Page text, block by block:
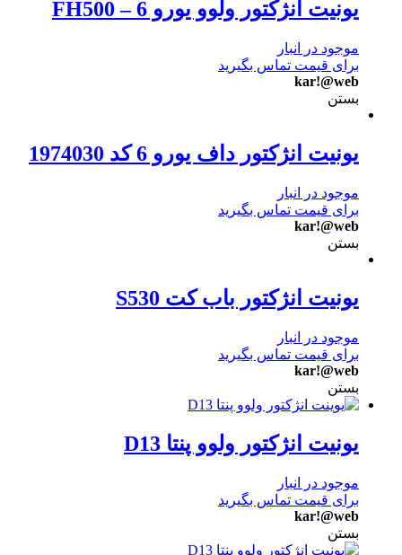
یونیت انژکتور ولوو یورو 6 – FH500
موجود در انبار
برای قیمت تماس بگیرید
kar!@web
بستن
یونیت انژکتور داف یورو 6 کد 1974030
موجود در انبار
برای قیمت تماس بگیرید
kar!@web
بستن
یونیت انژکتور باب کت S530
موجود در انبار
برای قیمت تماس بگیرید
kar!@web
بستن
یونیت انژکتور ولوو پنتا D13
موجود در انبار
برای قیمت تماس بگیرید
kar!@web
بستن